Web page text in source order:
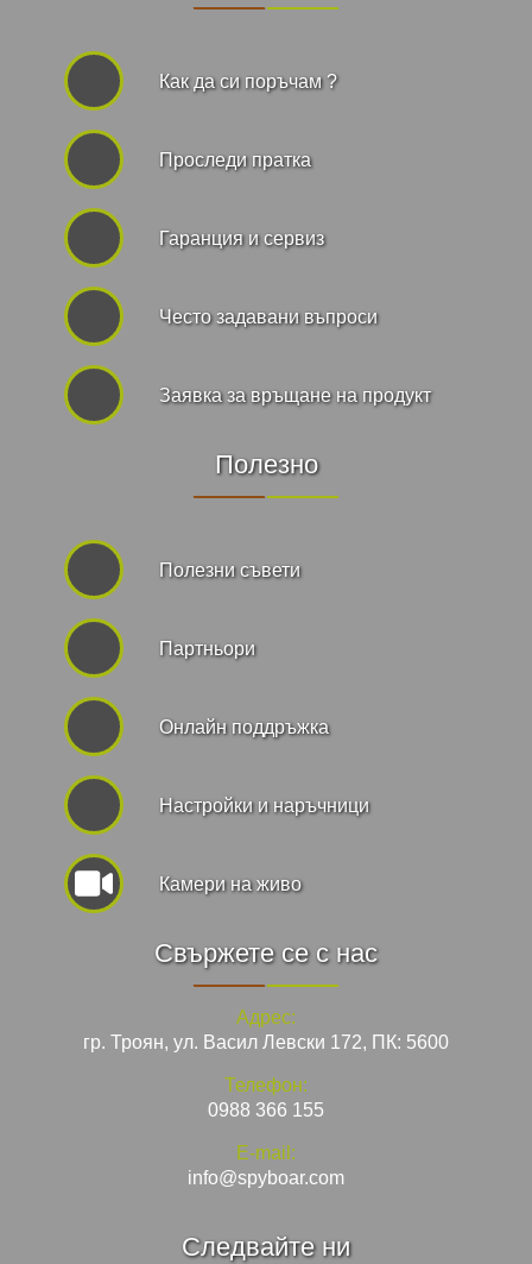
Как да си поръчам ?
Проследи пратка
Гаранция и сервиз
Често задавани въпроси
Заявка за връщане на продукт
Полезно
Полезни съвети
Партньори
Онлайн поддръжка
Hастройки и наръчници
Камери на живо
Свържете се с нас
Адрес:
гр. Троян, ул. Васил Левски 172, ПК: 5600
Телефон:
0988 366 155
E-mail:
info@spyboar.com
Следвайте ни